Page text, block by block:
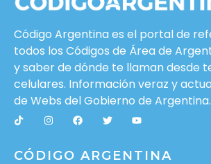
Código Argentina es el portal de
todos los Códigos de Área de
y saber de dónde te llaman desde
celulares. Información veraz y
de Webs delGobierno de Argentina.
CÓDIGO ARGENTINA